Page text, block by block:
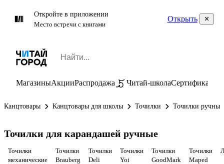
Откройте в приложении
Место встречи с книгами
Открыть
МагазиныАкцииРаспродажа Читай-школаСертификаты
Канцтовары Канцтовары для школы Точилки Точилки ручные
Точилки для карандашей ручные
Точилки
механические
Точилки
Brauberg
Точилки
Deli
Точилки
Yoi
Точилки
GoodMark
Точилки
Maped